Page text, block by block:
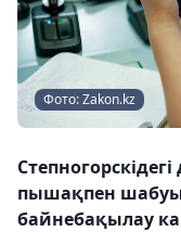
Фото: Zakon.kz
пышақпен
байнебақылау